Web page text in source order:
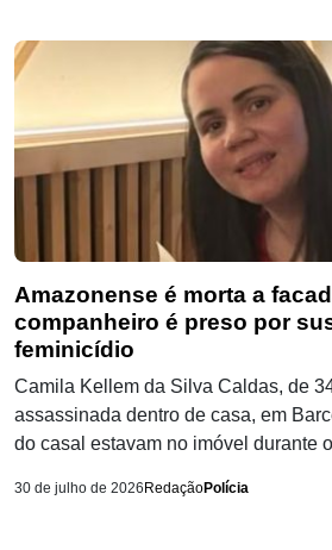
Amazonense é morta a
companheiro é preso por
feminicídio
Camila Kellem da Silva Caldas, de
assassinada dentro de casa, em
do casal estavam no imóvel durante
30 de julho de 2026 RedaçãoPolícia